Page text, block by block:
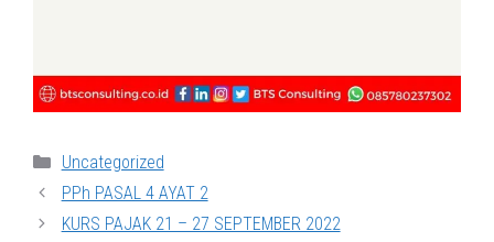
Categories
Uncategorized
PPh PASAL 4 AYAT 2
KURS PAJAK 21 – 27 SEPTEMBER 2022